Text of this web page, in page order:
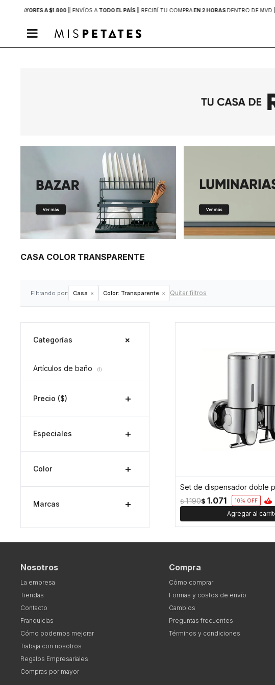
MAYORES A $1.800 | ENVÍOS A TODO EL PAÍS | RECIBÍ TU COMPRAEN 2 HORASDENTRO DE MVD |

CASA COLOR TRANSPARENTE
Filtrando por: Casa Color: Transparente Quitar filtros
$ 1.071
$ 1.190 10
Categorías
Artículos de baño (1)
Precio ($)
Especiales
Color
Marcas
Nosotros
La empresa
Tiendas
Contacto
Franquicias
Cómo podemos mejorar
Trabaja con nosotros
Regalos Empresariales
Compras por mayor
Compra
Cómo comprar
Formas y costos de envío
Cambios
Preguntas frecuentes
Términos y condiciones